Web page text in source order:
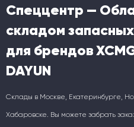
Спеццентр —
складом
для брендов
DAYUN
Склады в Москве, Екатеринбурге,
Хабаровске. Вы можете забрать